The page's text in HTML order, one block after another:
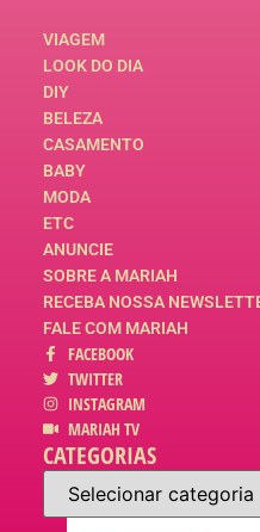
VIAGEM
LOOK DO DIA
DIY
BELEZA
CASAMENTO
BABY
MODA
ETC
ANUNCIE
SOBRE A MARIAH
RECEBA NOSSA
FALE COM MARIAH
FACEBOOK
TWITTER
INSTAGRAM
MARIAH TV
CATEGORIAS